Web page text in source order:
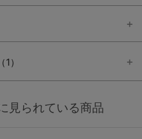
（1）
見られている商品